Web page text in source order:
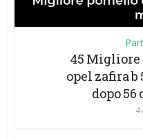
45 Migliore
opel zafira b
dopo
4